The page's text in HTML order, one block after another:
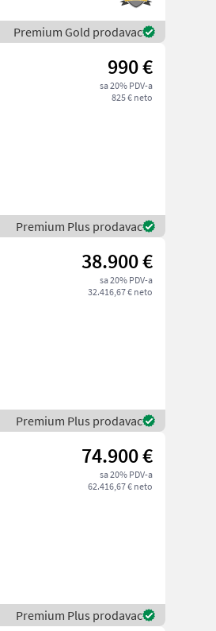
Premium Gold prodavac
990 €
sa 20% PDV-a
825 € neto
Premium Plus prodavac
38.900 €
sa 20% PDV-a
32.416,67 € neto
Premium Plus prodavac
74.900 €
sa 20% PDV-a
62.416,67 € neto
Premium Plus prodavac